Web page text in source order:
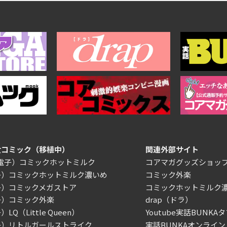
ミック（移植中）
子）コミックホットミルク
コミックホットミルク濃いめ
コミックメガストア
コミック外楽
LQ（Little Queen）
リトルガールストライク
関連外部サイト
コアマガグッズショッ
コミック外楽
コミックホットミルク
drap（ドラ）
Youtube実話BUNKA
実話BUNKAオンライン